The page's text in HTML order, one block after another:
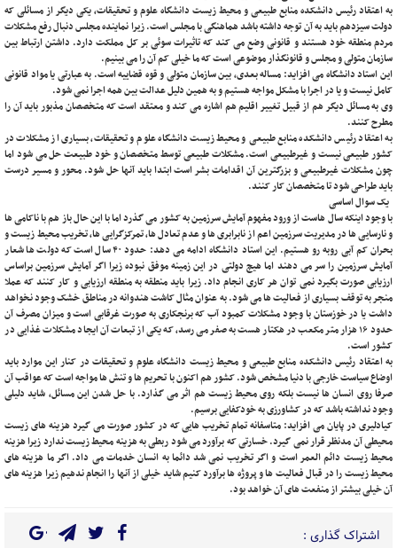
به اعتقاد رئیس دانشکده منابع طبیعی و محیط زیست دانشگاه علوم و تحقیقات، یکی دیگر از مسائلی که
دولت سیزدهم باید به آن توجه داشته باشد هماهنگی با مجلس است. زیرا نماینده مجلس دنبال رفع مشکلات
مردم منطقه خود هستند و قانونی وضع می کند که تاثیرات سوئی بر کل مملکت دارد. داشتن ارتباط بین
سازمان متولی و مجلس و قانونگذار موضوعی است که ما خیلی کم آن را می بینیم.
این استاد دانشگاه می افزاید: مساله بعدی، بین سازمان متولی و قوه قضاییه است. به عبارتی یا مواد قانونی
کامل نیست و یا در اجرا با مشکل مواجه هستیم و به همین دلیل عدالت بین همه اجرا نمی شود.
وی به مسائل دیگر هم از قبیل تغییر اقلیم هم اشاره می کند و معتقد است که متخصصان مذبور باید آن را
مطرح کنند.
به اعتقاد رئیس دانشکده منابع طبیعی و محیط زیست دانشگاه علوم و تحقیقات، بسیاری از مشکلات در
کشور طبیعی نیست و غیرطبیعی است. مشکلات طبیعی توسط متخصصان و خود طبیعت حل می شود اما
چون مشکلات غیرطبیعی و بزرگترین آن اقدامات بشر است ابتدا باید آنها حل شود. محور و مسیر درست
باید طراحی شود تا متخصصان کار کنند.
یک سوال اساسی
با وجود اینکه سال هاست از ورود مفهوم آمایش سرزمین به کشور می گذرد اما با این حال باز هم با ناکامی ‌ها
و نارسایی ‌ها در مدیریت سرزمین اعم از نابرابری‌ ها و عدم تعادل‌ ها، تمرکزگرایی ‌ها، تخریب محیط‌ زیست و
بحران کم ‌آبی روبه رو هستیم. این استاد دانشگاه ادامه می دهد: حدود ۴۰ سال است که دولت ها شعار
آمایش سرزمین را سر می دهند اما هیچ دولتی در این زمینه موفق نبوده زیرا اگر آمایش سرزمین براساس
ارزیابی صورت بگیرد نمی توان هر کاری انجام داد. زیرا باید منطقه به منطقه ارزیابی و کار کنند که عملا
منجر به توقف بسیاری از فعالیت ها می شود. به عنوان مثال کاشت هندوانه در مناطق خشک وجود نخواهد
داشت یا در خوزستان با وجود مشکلات کمبود آب که برنجکاری به صورت غرقابی است و میزان مصرف آن
حدود ۱۶ هزار متر مکعب در هکتار هست به صفر می رسد، که یکی از تبعات آن ایجاد مشکلات غذایی در
کشور است.
به اعتقاد رئیس دانشکده منابع طبیعی و محیط زیست دانشگاه علوم و تحقیقات در کنار این موارد باید
اوضاع سیاست خارجی با دنیا مشخص شود. کشور هم اکنون با تحریم ها و تنش ها مواجه است که عواقب آن
صرفا روی انسان ها نیست بلکه روی محیط زیست هم اثر می گذارد. با حل شدن این مسائل، شاید دلیلی
وجود نداشته باشد که در کشاورزی به خودکفایی برسیم.
کیادلیری در پایان می افزاید: متاسفانه تمام تخریب هایی که در کشور صورت می گیرد هزینه های زیست
محیطی آن مدنظر قرار نمی گیرد. خسارتی که برآورد می شود ربطی به هزینه محیط زیست ندارد زیرا هزینه
محیط زیست دائم العمر است و اگر تخریب نمی شد دائما به انسان خدمات می داد. اگر ما هزینه های
محیط زیست را در قبال فعالیت ها و پروژه ها برآورد کنیم شاید خیلی از آنها را انجام ندهیم زیرا هزینه های
آن خیلی بیشتر از منفعت های آن خواهد بود.
اشتراک گذاری :